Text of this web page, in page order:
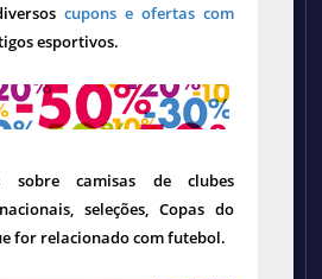
cupons e ofertas com
esportivos.
sobre camisas de clubes
seleções, Copas do
for relacionado com futebol.